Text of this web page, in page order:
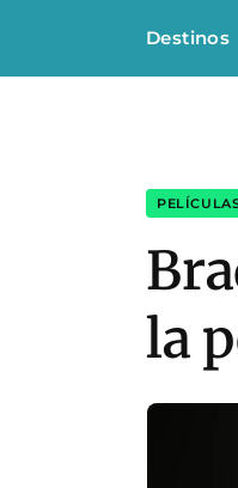
Destinos
la